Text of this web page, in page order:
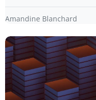
Amandine Blanchard